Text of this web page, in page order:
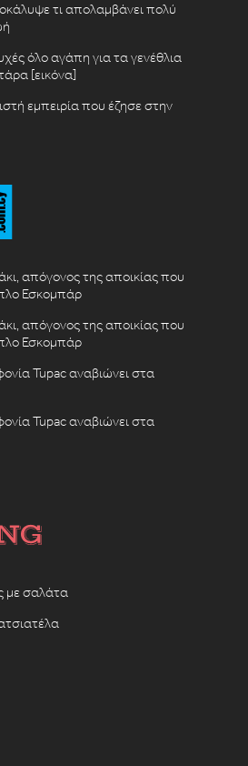
τι απολαμβάνει πολύ
όλο αγάπη για τα γενέθλια
[εικόνα]
εμπειρία που έζησε στην
απόγονος της αποικίας που
Εσκομπάρ
απόγονος της αποικίας που
Εσκομπάρ
Tupac αναβιώνει στα
Tupac αναβιώνει στα
με σαλάτα